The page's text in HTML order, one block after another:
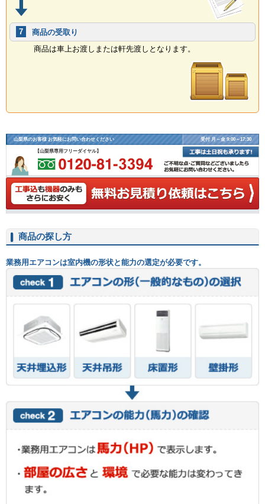
7
商品の受取り
商品は車上お渡しまたは軒先渡しとなります。
山梨県のお客様 お気軽にお問い合わせください 受付 月～金 9:00～17:30
【山梨県専用フリーダイヤル】
商品の探し方
業務用エアコンは室内機の形状と能力の選定が必要です。